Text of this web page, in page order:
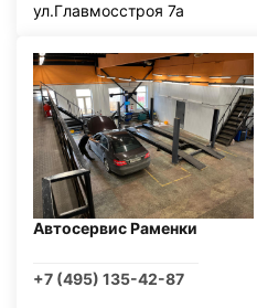
ул.Главмосстроя 7а
Автосервис Раменки
+7 (495) 135-42-87